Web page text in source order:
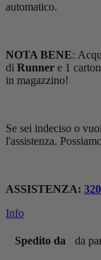
automatico.
NOTA BENE:
di Runner e 1
in magazzino!
Se sei indeciso o
l'assistenza.
ASSISTENZA:
Info
Spedito da
da